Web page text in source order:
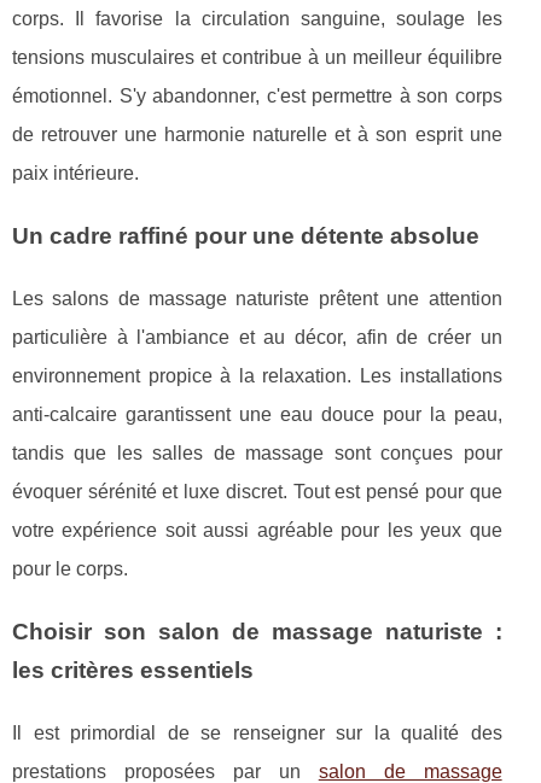
corps. Il favorise la circulation sanguine, soulage les
tensions musculaires et contribue à un meilleur équilibre
émotionnel. S'y abandonner, c'est permettre à son corps
de retrouver une harmonie naturelle et à son esprit une
paix intérieure.
Un cadre raffiné pour une détente absolue
Les salons de massage naturiste prêtent une attention
particulière à l'ambiance et au décor, afin de créer un
environnement propice à la relaxation. Les installations
anti-calcaire garantissent une eau douce pour la peau,
tandis que les salles de massage sont conçues pour
évoquer sérénité et luxe discret. Tout est pensé pour que
votre expérience soit aussi agréable pour les yeux que
pour le corps.
Choisir son salon de massage naturiste :
les critères essentiels
Il est primordial de se renseigner sur la qualité des
prestations proposées par un salon de massage